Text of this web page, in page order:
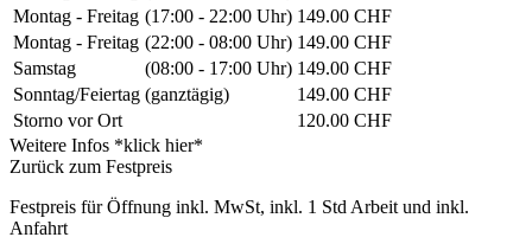
Montag - Freitag (17:00 - 22:00 Uhr) 149.00 CHF
Montag - Freitag (22:00 - 08:00 Uhr) 149.00 CHF
Samstag
(08:00 - 17:00 Uhr) 149.00 CHF
Sonntag/Feiertag (ganztägig)
149.00 CHF
Storno vor Ort
120.00 CHF
Weitere Infos *klick hier*
Zurück zum Festpreis
Festpreis für Öffnung inkl. MwSt, inkl. 1 Std Arbeit und inkl.
Anfahrt